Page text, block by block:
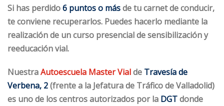
Si has perdido6 puntos o másde tu carnet de conducir,
te conviene recuperarlos. Puedes hacerlo mediante la
realización de un curso presencial de sensibilización y
reeducación vial.
NuestraAutoescuela Master Vialde Travesía de
Verbena, 2(frente a la Jefatura de Tráfico de Valladolid)
es uno de los centros autorizados por la DGTdonde